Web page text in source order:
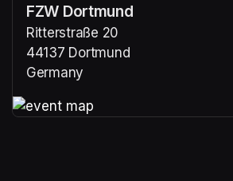
FZW Dortmund
Ritterstraße 20
44137 Dortmund
Germany